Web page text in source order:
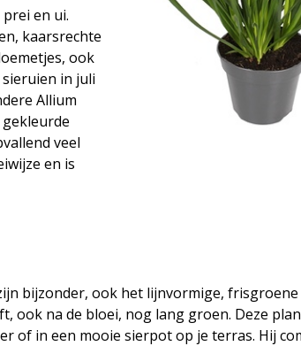
en ui.
kaarsrechte
ook
in juli
Allium
veel
en is
bijzonder, ook het lijnvormige,
ook na de bloei, nog lang groen. Deze
of in een mooie sierpot op je terras. Hij